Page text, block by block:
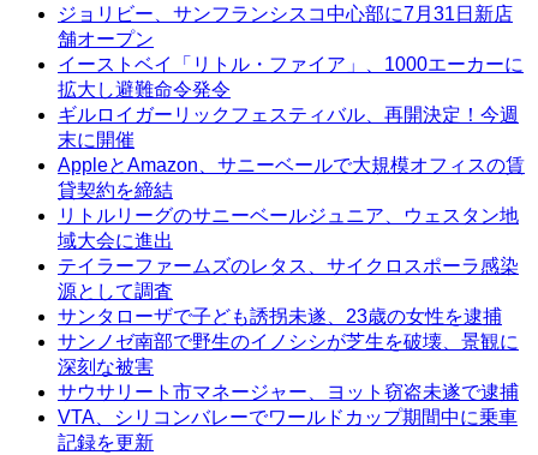
ジョリビー、サンフランシスコ中心部に7月31日新店
舗オープン
イーストベイ「リトル・ファイア」、1000エーカーに
拡大し避難命令発令
ギルロイガーリックフェスティバル、再開決定！今週
末に開催
AppleとAmazon、サニーベールで大規模オフィスの賃
貸契約を締結
リトルリーグのサニーベールジュニア、ウェスタン地
域大会に進出
テイラーファームズのレタス、サイクロスポーラ感染
源として調査
サンタローザで子ども誘拐未遂、23歳の女性を逮捕
サンノゼ南部で野生のイノシシが芝生を破壊、景観に
深刻な被害
サウサリート市マネージャー、ヨット窃盗未遂で逮捕
VTA、シリコンバレーでワールドカップ期間中に乗車
記録を更新